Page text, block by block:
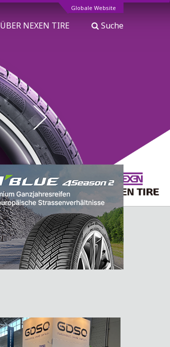
Globale Website
ÜBER NEXEN TIRE Suche